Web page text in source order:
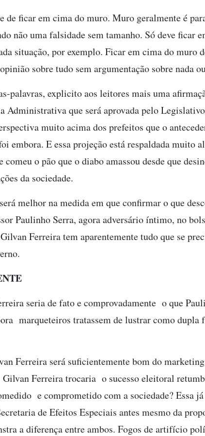
de ficar em cima do muro. Muro geralmente é
não uma falsidade sem tamanho. Só deve ficar
situação, por exemplo. Ficar em cima do muro
sobre tudo sem argumentação sobre nada
palavras, explicito aos leitores mais uma
Administrativa que será aprovada pelo
muito acima dos prefeitos que o
embora. E essa projeção está respaldada muito
comeu o pão que o diabo amassou desde que
da sociedade.
melhor na medida em que confirmar o que
Paulinho Serra, agora adversário íntimo, no
Ferreira tem aparentemente tudo que se
seria de fato e comprovadamente o que
marqueteiros tratassem de lustrar como dupla
Ferreira será suficientemente bom do
Ferreira trocaria o sucesso eleitoral
e comprometido com a sociedade? Essa
de Efeitos Especiais antes mesmo da
a diferença entre ambos. Fogos de artifício